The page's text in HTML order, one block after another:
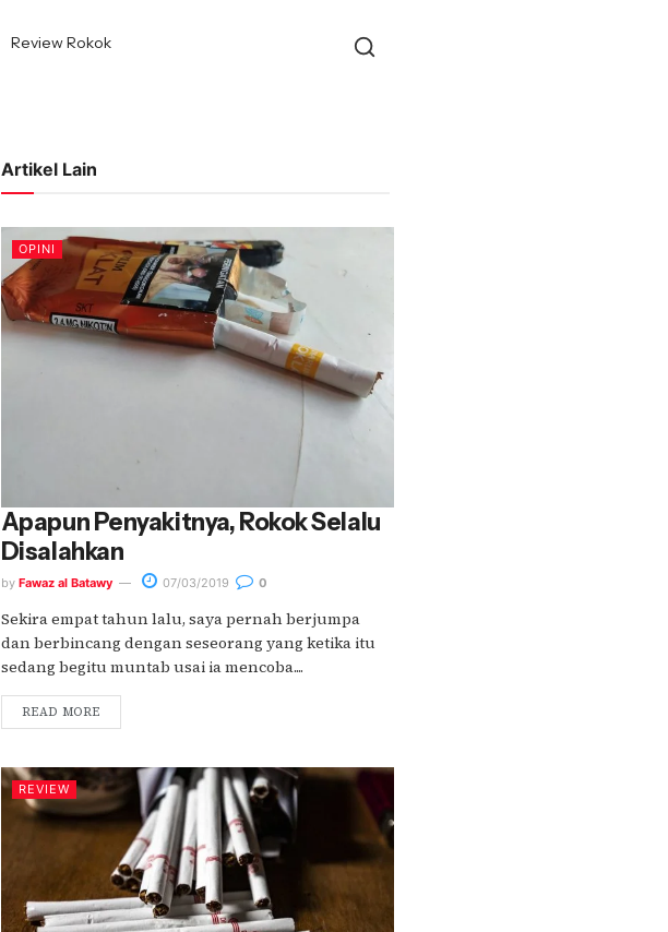
Review Rokok
Artikel Lain
OPINI
Apapun Penyakitnya, Rokok Selalu
Disalahkan
by Fawaz al Batawy 07/03/2019 0
Sekira empat tahun lalu, saya pernah berjumpa
dan berbincang dengan seseorang yang ketika itu
sedang begitu muntab usai ia mencoba....
READ MORE
REVIEW